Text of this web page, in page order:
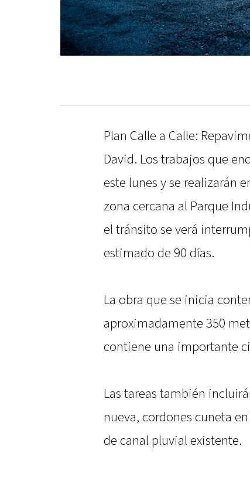
Plan Calle a Calle:
David. Los trabajos que
este lunes y se realizarán
zona cercana al Parque
el tránsito se verá
estimado de 90 días.
La obra que se inicia
aproximadamente 350
contiene una importante
Las tareas también
nueva, cordones cuneta
de canal pluvial existente.